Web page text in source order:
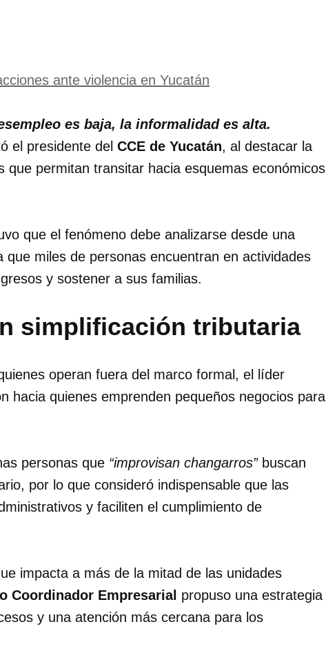
ante violencia en Yucatán
es baja, la informalidad es alta.
el presidente del CCE de Yucatán, al destacar la
que permitan transitar hacia esquemas económicos
que el fenómeno debe analizarse desde una
miles de personas encuentran en actividades
y sostener a sus familias.
simplificación tributaria
operan fuera del marco formal, el líder
hacia quienes emprenden pequeños negocios para
personas que “improvisan changarros”buscan
por lo que consideró indispensable que las
y faciliten el cumplimiento de
impacta a más de la mitad de las unidades
Coordinador Empresarial propuso una estrategia
y una atención más cercana para los